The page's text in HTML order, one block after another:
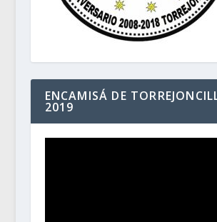
ENCAMISÁ DE
2019